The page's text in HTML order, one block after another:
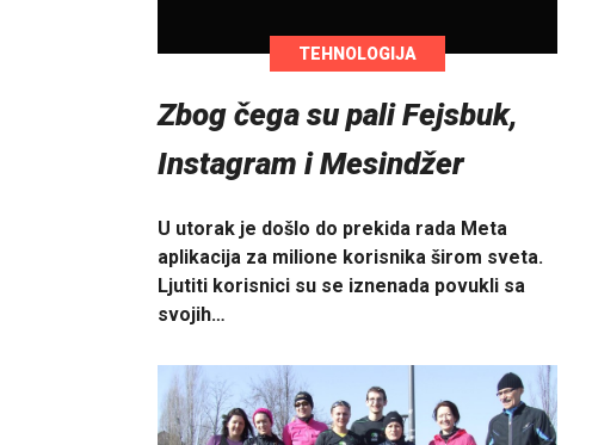
TEHNOLOGIJA
Zbog čega su pali Fejsbuk,
Instagram i Mesindžer
U utorak je došlo do prekida rada Meta
aplikacija za milione korisnika širom sveta.
Ljutiti korisnici su se iznenada povukli sa
svojih…